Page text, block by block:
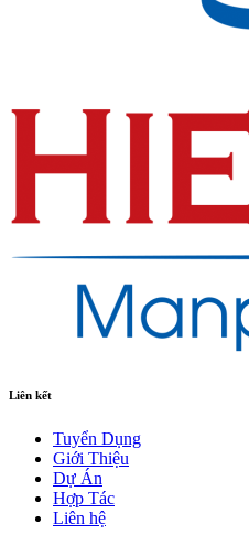
Liên kết
Tuyển Dụng
Giới Thiệu
Dự Án
Hợp Tác
Liên hệ